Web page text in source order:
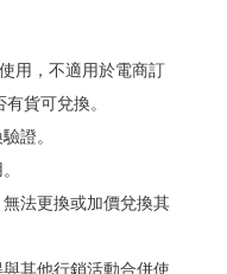
用，不適用於電商訂
貨可兌換。
證。
法更換或加價兌換其
其他行銷活動合併使